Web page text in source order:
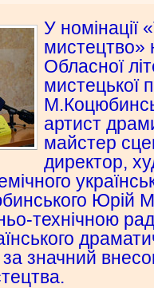
У номінації
мистецтво»
Обласної
мистецької
артист
майстер
директор,
Юрій
технічною
значний